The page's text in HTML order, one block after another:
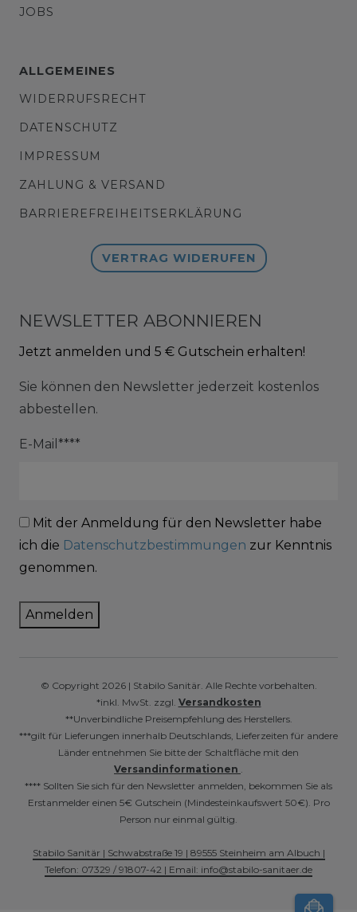
JOBS
ALLGEMEINES
WIDERRUFSRECHT
DATENSCHUTZ
IMPRESSUM
ZAHLUNG & VERSAND
BARRIEREFREIHEITSERKLÄRUNG
VERTRAG WIDERUFEN
NEWSLETTER ABONNIEREN
Jetzt anmelden und 5 € Gutschein erhalten!
Sie können den Newsletter jederzeit kostenlos
abbestellen.
E-Mail****
Mit der Anmeldung für den Newsletter habe
ich die Datenschutzbestimmungen zur Kenntnis
genommen.
Anmelden
© Copyright 2026 | Stabilo Sanitär. Alle Rechte vorbehalten.
*inkl. MwSt. zzgl. Versandkosten
**Unverbindliche Preisempfehlung des Herstellers.
***gilt für Lieferungen innerhalb Deutschlands, Lieferzeiten für andere
Länder entnehmen Sie bitte der Schaltfläche mit den
Versandinformationen
**** Sollten Sie sich für den Newsletter anmelden, bekommen Sie als
Erstanmelder einen 5€ Gutschein (Mindesteinkaufswert 50€). Pro
Person nur einmal gültig.
Stabilo Sanitär | Schwabstraße 19 | 89555 Steinheim am Albuch |
Telefon: 07329 / 91807-42 | Email: info@stabilo-sanitaer.de